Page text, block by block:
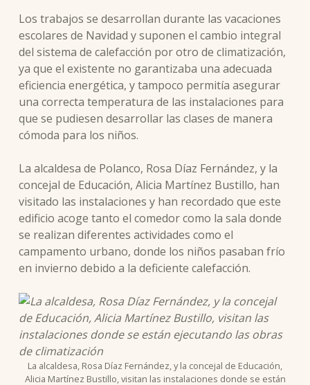
Los trabajos se desarrollan durante las vacaciones
escolares de Navidad y suponen el cambio integral
del sistema de calefacción por otro de climatización,
ya que el existente no garantizaba una adecuada
eficiencia energética, y tampoco permitía asegurar
una correcta temperatura de las instalaciones para
que se pudiesen desarrollar las clases de manera
cómoda para los niños.
La alcaldesa de Polanco, Rosa Díaz Fernández, y la
concejal de Educación, Alicia Martínez Bustillo, han
visitado las instalaciones y han recordado que este
edificio acoge tanto el comedor como la sala donde
se realizan diferentes actividades como el
campamento urbano, donde los niños pasaban frío
en invierno debido a la deficiente calefacción.
La alcaldesa, Rosa Díaz Fernández, y la concejal de Educación,
Alicia Martínez Bustillo, visitan las instalaciones donde se están